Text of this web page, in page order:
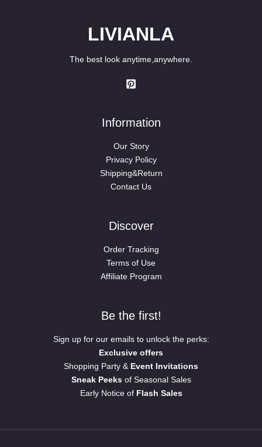
LIVIANLA
The best look anytime,anywhere.
Information
Our Story
Privacy Policy
Shipping&Return
Contact Us
Discover
Order Tracking
Terms of Use
Affiliate Program
Be the first!
Sign up for our emails to unlock the perks:
Exclusive offers
Shopping Party & Event Invitations
Sneak Peeksof Seasonal Sales
Early Notice of Flash Sales